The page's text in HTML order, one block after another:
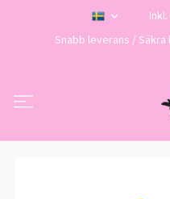
Snabb leverans /